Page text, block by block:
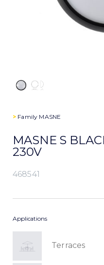
> Family MASNE
MASNE S
230V
468541
Applications
Terraces